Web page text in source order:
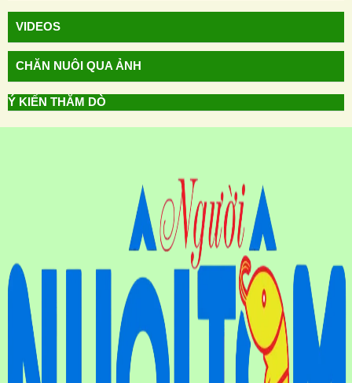
VIDEOS
CHĂN NUÔI QUA ẢNH
Ý KIẾN THĂM DÒ